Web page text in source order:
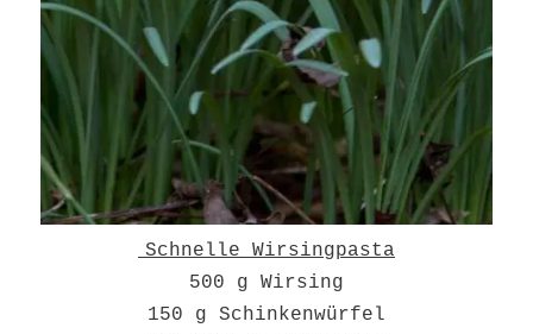
Schnelle Wirsingpasta
500 g Wirsing
150 g Schinkenwürfel